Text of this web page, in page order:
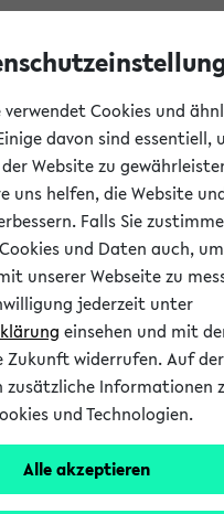
am eKVV
zur Anmeldung am
Sie richtige aus:
zu erstellen und
für Studierende zu
Link zur Anmeldung über
der Studierenden
verwendet Cookies und
davon sind essentiell,
Website zu
uns helfen, die Website
Falls Sie
und Daten auch,
unserer Webseite zu
jederzeit unter
einsehen und mit
Zukunft widerrufen. Auf
zusätzliche Informationen
und Technologien.
Alle akzeptieren